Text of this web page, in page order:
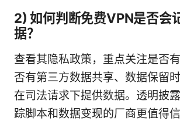
2) 如何判断免费VPN是否会
据？
查看其隐私政策，重点关注是否
否有第三方数据共享、数据保留
在司法请求下提供数据。透明披
踪脚本和数据变现的厂商更值得信